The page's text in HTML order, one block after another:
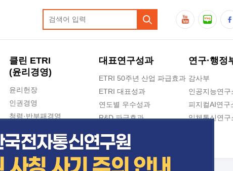
클린 ETRI
(윤리경영)
윤리헌장
인권경영
청렴·반부패경영
청렴포털 신고
대표연구성과
ETRI 50주년 산업 파급효과
ETRI 대표성과
연도별 우수성과
R&D 파급효과
지식공유플랫폼
연구·행정
감사부
인공지능연구
피지컬AI연구
입체통신연구